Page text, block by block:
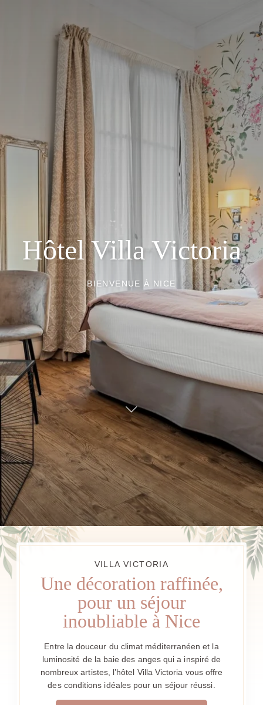
Hôtel Villa Victoria
BIENVENUE À NICE
VILLA VICTORIA
Une décoration raffinée,
pour un séjour
inoubliable à Nice
Entre la douceur du climat méditerranéen et la
luminosité de la baie des anges qui a inspiré de
nombreux artistes, l’hôtel Villa Victoria vous offre
des conditions idéales pour un séjour réussi.